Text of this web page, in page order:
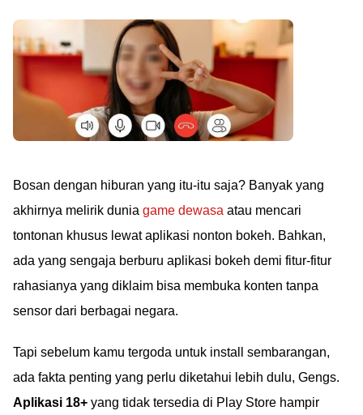
Bosan dengan hiburan yang itu-itu saja? Banyak yang
akhirnya melirik dunia game dewasa atau mencari
tontonan khusus lewat aplikasi nonton bokeh. Bahkan,
ada yang sengaja berburu aplikasi bokeh demi fitur-fitur
rahasianya yang diklaim bisa membuka konten tanpa
sensor dari berbagai negara.
Tapi sebelum kamu tergoda untuk install sembarangan,
ada fakta penting yang perlu diketahui lebih dulu, Gengs.
Aplikasi 18+ yang tidak tersedia di Play Store hampir